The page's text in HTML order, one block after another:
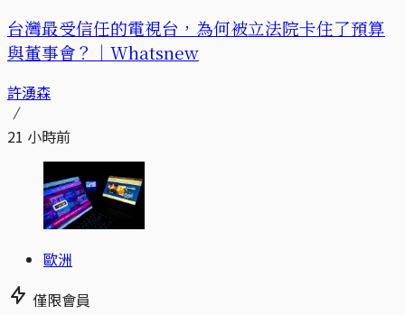
台灣最受信任的電視台，為何被立法院卡住了預算
與董事會？｜Whatsnew
許湧森
21 小時前
歐洲
僅限會員